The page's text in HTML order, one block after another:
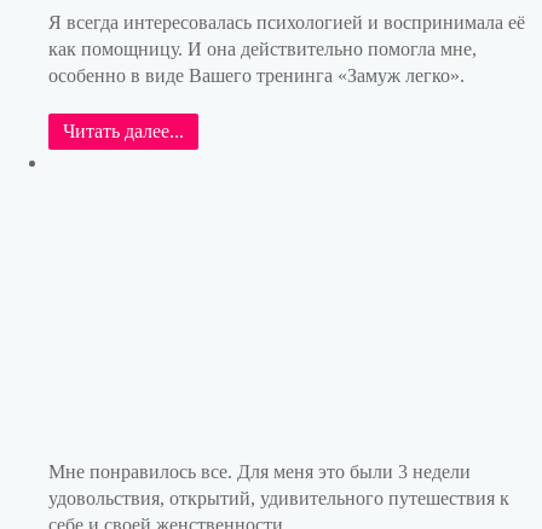
Я всегда интересовалась психологией и воспринимала её
как помощницу. И она действительно помогла мне,
особенно в виде Вашего тренинга «Замуж легко».
Читать далее...
Мне понравилось все. Для меня это были 3 недели
удовольствия, открытий, удивительного путешествия к
себе и своей женственности...